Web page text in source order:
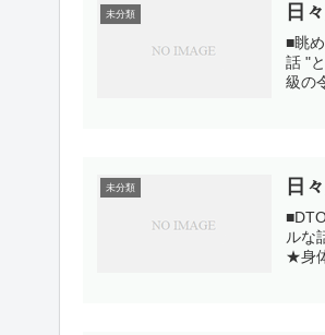
未分類 日
■眺
話 "
級の
未分類 日
ルな
★身